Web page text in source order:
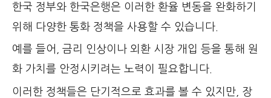
한국 정부와 한국은행은 이러한 환율 변동을 완화하기
위해 다양한 통화 정책을 사용할 수 있습니다.
예를 들어, 금리 인상이나 외환 시장 개입 등을 통해 원
화 가치를 안정시키려는 노력이 필요합니다.
이러한 정책들은 단기적으로 효과를 볼 수 있지만, 장